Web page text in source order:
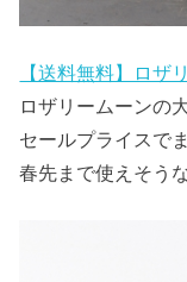
【送料無料】ロザ
ロザリームーンの
セールプライスで
春先まで使えそう